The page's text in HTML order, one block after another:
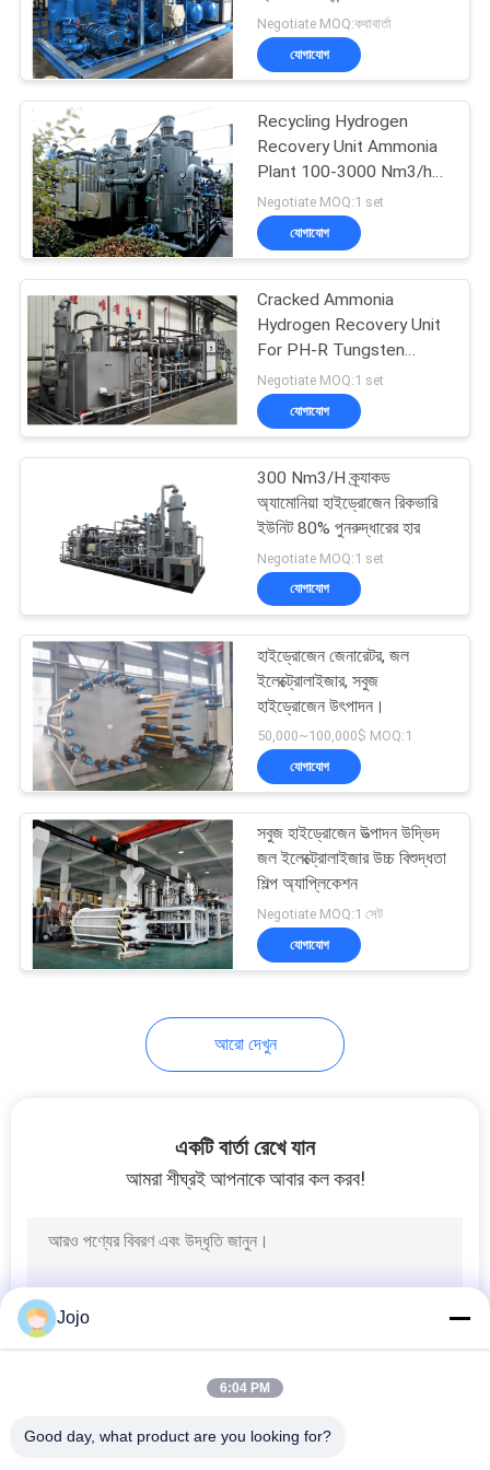
অনুরোধ
করুন
NEWS
সাইট
ম্যাপ
গোপনীয়তা
নীতি
Negotiate MOQ:কথাবার্তা
যোগাযোগ
Recycling Hydrogen
Recovery Unit Ammonia
Plant 100-3000 Nm3/h
Capacity
Negotiate MOQ:1 set
যোগাযোগ
Cracked Ammonia
Hydrogen Recovery Unit
For PH-R Tungsten
Power
Negotiate MOQ:1 set
যোগাযোগ
300 Nm3/H ক্র্যাকড
অ্যামোনিয়া হাইড্রোজেন রিকভারি
ইউনিট 80% পুনরুদ্ধারের হার
Negotiate MOQ:1 set
যোগাযোগ
হাইড্রোজেন জেনারেটর, জল
ইলেক্ট্রোলাইজার, সবুজ
হাইড্রোজেন উৎপাদন।
50,000~100,000$ MOQ:1
যোগাযোগ
সবুজ হাইড্রোজেন উত্পাদন উদ্ভিদ
জল ইলেক্ট্রোলাইজার উচ্চ বিশুদ্ধতা
শিল্প অ্যাপ্লিকেশন
Negotiate MOQ:1 সেট
যোগাযোগ
আরো দেখুন
একটি বার্তা রেখে যান
আমরা শীঘ্রই আপনাকে আবার কল করব!
Jojo
6:04 PM
Good day, what product are you looking for?